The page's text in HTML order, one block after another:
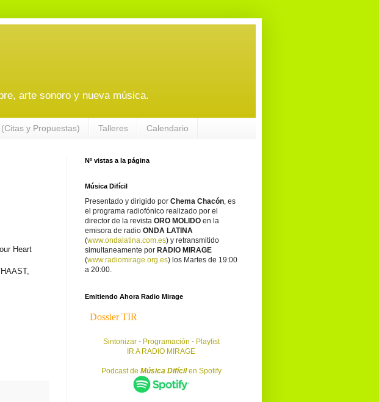
arte sonoro y nueva música.
y Propuestas) Talleres Calendario
Heart
Nº vistas a la página
Música Difícil
Presentado y dirigido por Chema Chacón, es
el programa radiofónico realizado por el
director de la revista ORO MOLIDO en la
emisora de radio ONDA LATINA
(www.ondalatina.com.es) y retransmitido
simultaneamente por RADIO MIRAGE
(www.radiomirage.org.es) los Martes de 19:00
a 20:00.
Emitiendo Ahora Radio Mirage
Sintonizar - Programación - Playlist
IR A RADIO MIRAGE
Podcast de Música Difícilen Spotify